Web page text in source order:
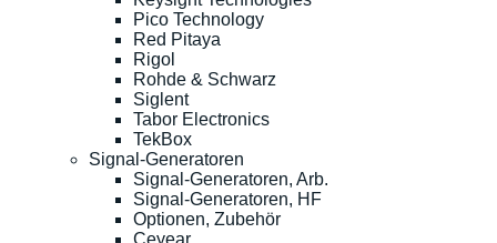
Pico Technology
Red Pitaya
Rigol
Rohde & Schwarz
Siglent
Tabor Electronics
TekBox
Signal-Generatoren
Signal-Generatoren, Arb.
Signal-Generatoren, HF
Optionen, Zubehör
Ceyear